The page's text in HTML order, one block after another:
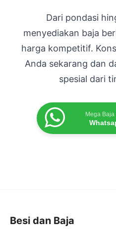
Dari pondasi
menyediakan baja
harga kompetitif.
Anda sekarang dan
spesial dari
Mega
Besi dan Baja